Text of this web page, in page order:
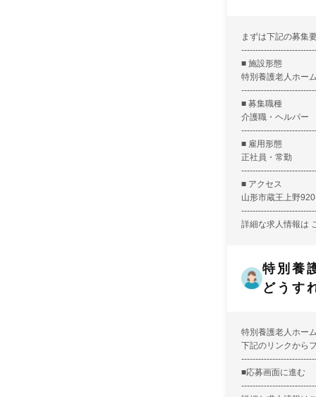
まずは下記の募集
■ 施設形態
特別養護老人ホー
■ 募集職種
介護職・ヘルパー
■ 雇用形態
正社員・常勤
■ アクセス
山形市蔵王上野
詳細な求人情報は
特別養
どうす
特別養護老人ホー
下記のリンクから
■応募画面に進む